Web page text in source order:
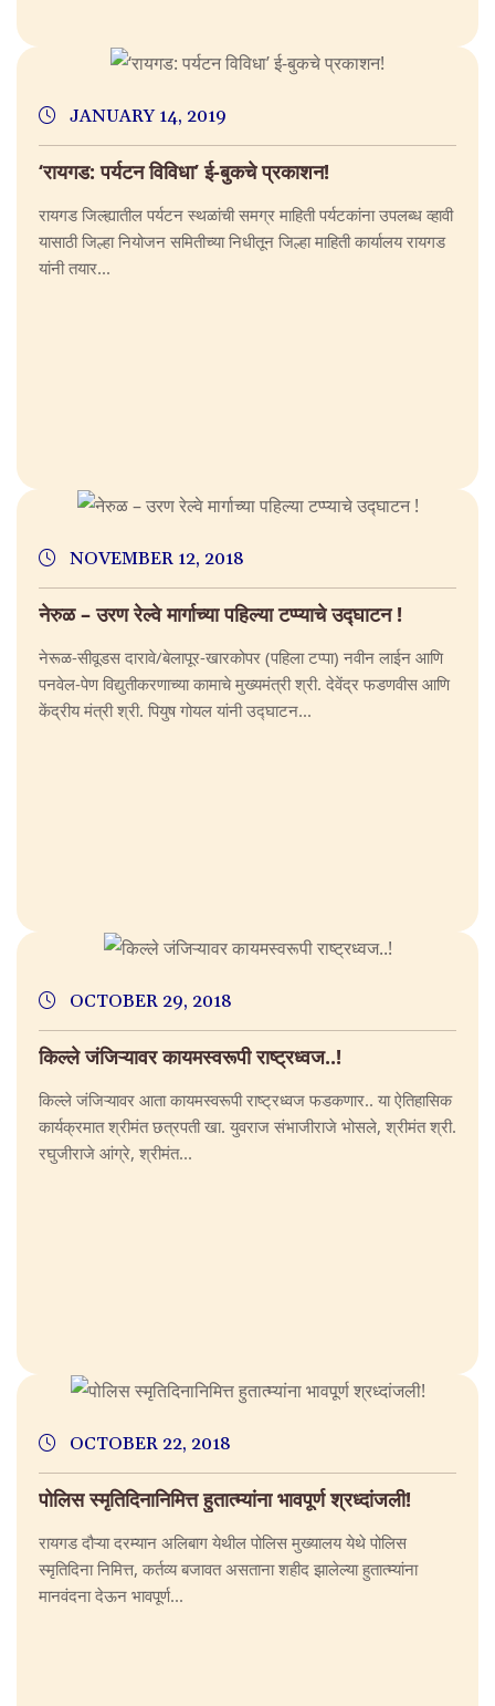
JANUARY 14, 2019
‘रायगड: पर्यटन विविधा’ ई-बुकचे प्रकाशन!
रायगड जिल्ह्यातील पर्यटन स्थळांची समग्र माहिती पर्यटकांना उपलब्ध व्हावी
यासाठी जिल्हा नियोजन समितीच्या निधीतून जिल्हा माहिती कार्यालय रायगड
यांनी तयार...
NOVEMBER 12, 2018
नेरुळ – उरण रेल्वे मार्गाच्या पहिल्या टप्प्याचे उद्घाटन !
नेरूळ-सीवूडस दारावे/बेलापूर-खारकोपर (पहिला टप्पा) नवीन लाईन आणि
पनवेल-पेण विद्युतीकरणाच्या कामाचे मुख्यमंत्री श्री. देवेंद्र फडणवीस आणि
केंद्रीय मंत्री श्री. पियुष गोयल यांनी उद्घाटन...
OCTOBER 29, 2018
किल्ले जंजिऱ्यावर कायमस्वरूपी राष्ट्रध्वज..!
किल्ले जंजिऱ्यावर आता कायमस्वरूपी राष्ट्रध्वज फडकणार.. या ऐतिहासिक
कार्यक्रमात श्रीमंत छत्रपती खा. युवराज संभाजीराजे भोसले, श्रीमंत श्री.
रघुजीराजे आंग्रे, श्रीमंत...
OCTOBER 22, 2018
पोलिस स्मृतिदिनानिमित्त हुतात्म्यांना भावपूर्ण श्रध्दांजली!
रायगड दौऱ्या दरम्यान अलिबाग येथील पोलिस मुख्यालय येथे पोलिस
स्मृतिदिना निमित्त, कर्तव्य बजावत असताना शहीद झालेल्या हुतात्म्यांना
मानवंदना देऊन भावपूर्ण...